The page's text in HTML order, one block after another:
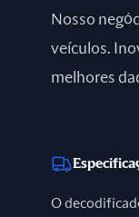
Nosso
veículos.
melhores
O